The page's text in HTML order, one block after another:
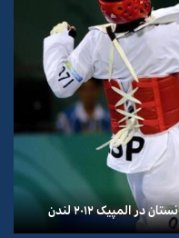
المپیک ۲۰۱۲ لندن